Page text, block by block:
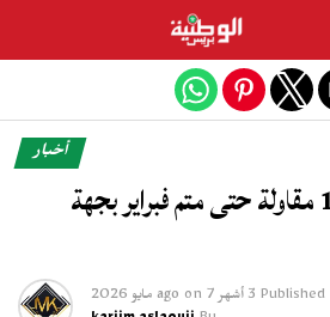
أخبار
إحداث أزيد من 1100 مقاولة حتى متم فبراير بجهة
Published 3 أشهر ago on 7 مايو 2026
Exit mobile